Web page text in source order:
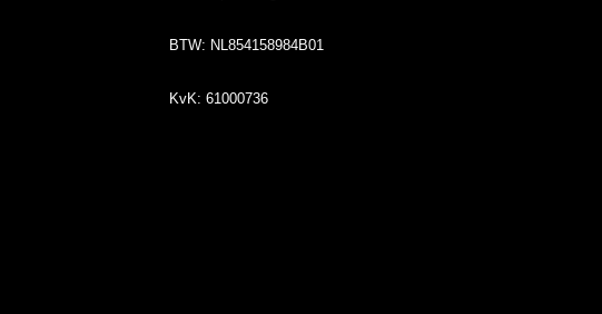
BTW: NL854158984B01
KvK: 61000736